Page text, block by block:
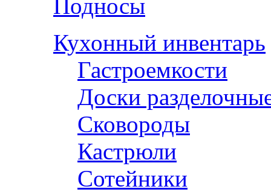
Подносы
Кухонный инвентарь
Гастроемкости
Доски
Сковороды
Кастрюли
Сотейники